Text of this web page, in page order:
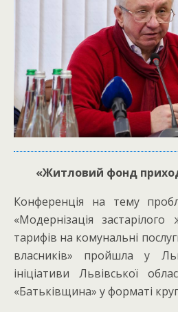
«Житловий фонд
Конференція на тему
«Модернізація
тарифів на комунальні
власників» пройшла у
ініціативи Львівської
«Батьківщина» у форматі